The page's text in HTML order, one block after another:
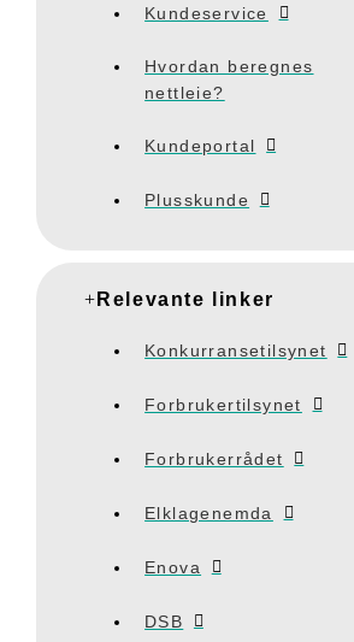
Kundeservice
Hvordan beregnes
nettleie?
Kundeportal
Plusskunde
Relevante linker
Konkurransetilsynet
Forbrukertilsynet
Forbrukerrådet
Elklagenemda
Enova
DSB